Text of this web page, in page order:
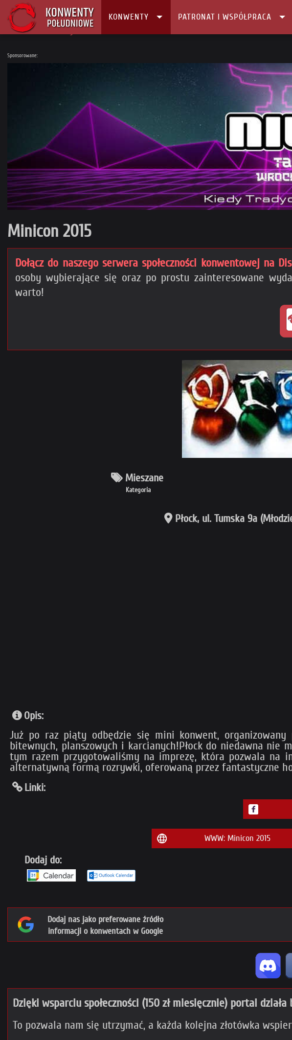
KONWENTY PATRONAT I WSPÓŁPRACA
Główna
Sponsorowane:
Minicon 2015
Dołącz do naszego serwera społeczności konwentowej na
osoby wybierające się oraz po prostu zainteresowane
warto!
Kategoria
Mieszane
Płock, ul. Tumska 9a
Opis:
Już po raz piąty odbędzie się mini konwent,
bitewnych, planszowych i karcianych!Płock do niedawna nie
tym razem przygotowaliśmy na imprezę, która pozwala na
alternatywną formą rozrywki, oferowaną przez fantastyczne
Linki:
WWW: Minicon 2015
Dodaj do:
Dodaj nas jako preferowane źródło
informacji o konwentach w Google
Dzięki wsparciu społeczności (150 zł miesięcznie) portal
To pozwala nam się utrzymać, a każda kolejna złotówka